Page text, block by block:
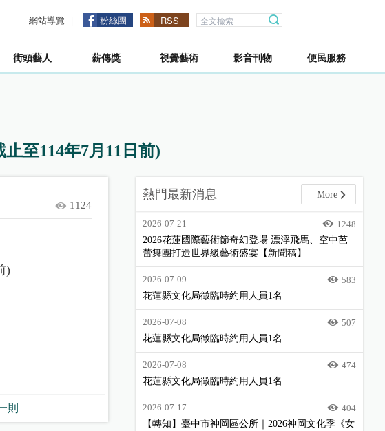
網站導覽 粉絲團 RSS
街頭藝人 薪傳獎 視覺藝術 影音刊物 便民服務
至114年7月11日前)
1124
)
則
熱門最新消息 More
2026-07-21
1248
2026花蓮國際藝術節奇幻登場 漂浮飛馬、空中芭
蕾舞團打造世界級藝術盛宴【新聞稿】
2026-07-09
583
花蓮縣文化局徵臨時約用人員1名
2026-07-08
507
花蓮縣文化局徵臨時約用人員1名
2026-07-08
474
花蓮縣文化局徵臨時約用人員1名
2026-07-17
404
【轉知】臺中市神岡區公所｜2026神岡文化季《女